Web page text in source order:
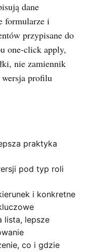
dane
formularze i
przypisane do
one-click apply,
nie zamiennik
profilu
praktyka
pod typ roli
i konkretne
lista, lepsze
co i gdzie